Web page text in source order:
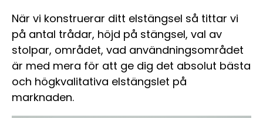
När vi konstruerar ditt elstängsel så tittar vi
på antal trådar, höjd på stängsel, val av
stolpar, området, vad användningsområdet
är med mera för att ge dig det absolut bästa
och högkvalitativa elstängslet på
marknaden.